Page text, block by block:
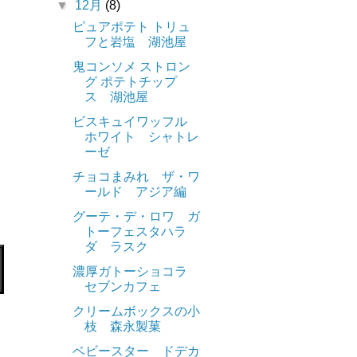
▼ 12月 (8)
ピュアポテト トリュ
フと岩塩 湖池屋
鬼コンソメ ストロン
グ ポテトチップ
ス 湖池屋
ビスキュイワッフル
ホワイト シャトレ
ーゼ
チョコまみれ ザ・ワ
ールド アジア編
グーテ・デ・ロワ ガ
トーフェスタハラ
ダ ラスク
濃厚ガトーショコラ
セブンカフェ
クリームボックスの小
枝 森永製菓
ベビースター ドデカ